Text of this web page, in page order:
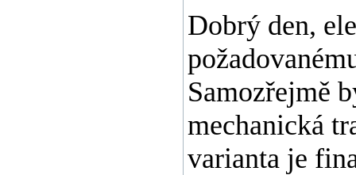
Dobrý den,
Samozřejmě
mechanická
varianta je